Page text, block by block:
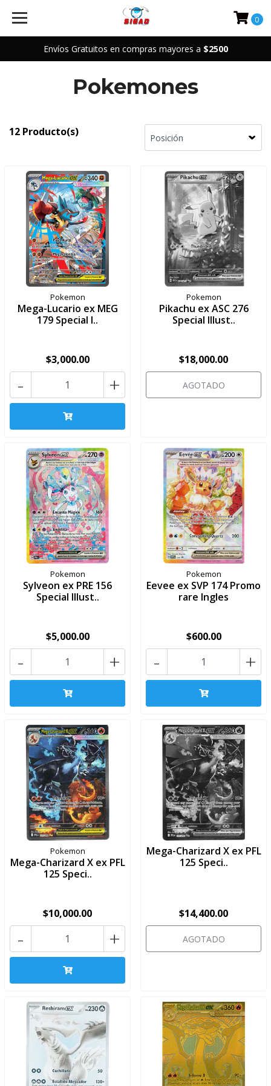
Envíos Gratuitos en compras mayores a $2500
0
Pokemones
12 Producto(s)
Pokemon
Mega-Lucario ex MEG
179 Special I..
$3,000.00
+
-
Pokemon
Pikachu ex ASC 276
Special Illust..
$18,000.00
AGOTADO
Pokemon
Sylveon ex PRE 156
Special Illust..
$5,000.00
+
-
Pokemon
Eevee ex SVP 174 Promo
rare Ingles
$600.00
+
-
Pokemon
Mega-Charizard X ex PFL
125 Speci..
$10,000.00
+
-
Mega-Charizard X ex PFL
125 Speci..
$14,400.00
AGOTADO